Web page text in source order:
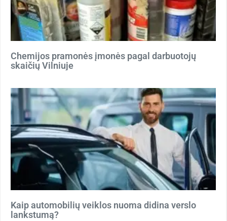
Chemijos pramonės įmonės pagal darbuotojų
skaičių Vilniuje
Kaip automobilių veiklos nuoma didina verslo
lankstumą?